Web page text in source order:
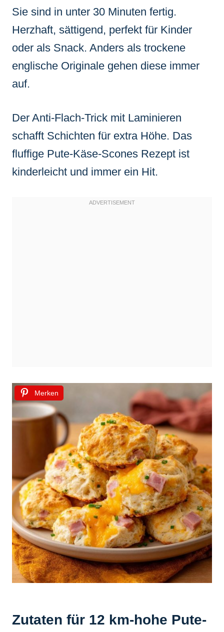
Sie sind in unter 30 Minuten fertig.
Herzhaft, sättigend, perfekt für Kinder
oder als Snack. Anders als trockene
englische Originale gehen diese immer
auf.
Der Anti-Flach-Trick mit Laminieren
schafft Schichten für extra Höhe. Das
fluffige Pute-Käse-Scones Rezept ist
kinderleicht und immer ein Hit.
Merken
Zutaten für 12 km-hohe Pute-